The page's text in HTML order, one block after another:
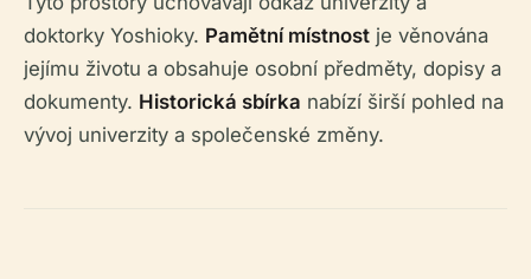
doktorky Yoshioky. Pamětní místnost je věnována
jejímu životu a obsahuje osobní předměty, dopisy a
dokumenty. Historická sbírka nabízí širší pohled na
vývoj univerzity a společenské změny.